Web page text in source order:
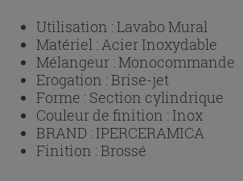
Utilisation :Lavabo Mural
Matériel : Acier Inoxydable
Mélangeur :Monocommande
Erogation :Brise-jet
Forme : Section cylindrique
Couleur de finition : Inox
BRAND : IPERCERAMICA
Finition :Brossé